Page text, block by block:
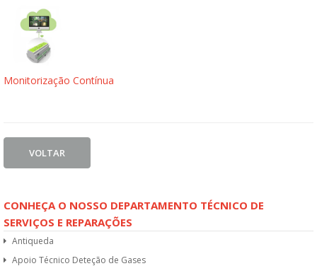
Monitorização Contínua
VOLTAR
CONHEÇA O NOSSO DEPARTAMENTO TÉCNICO DE
SERVIÇOS E REPARAÇÕES
Antiqueda
Apoio Técnico Deteção de Gases